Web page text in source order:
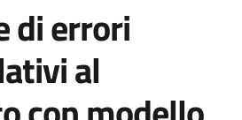
di errori
al